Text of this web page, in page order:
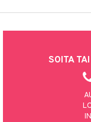
SOITA